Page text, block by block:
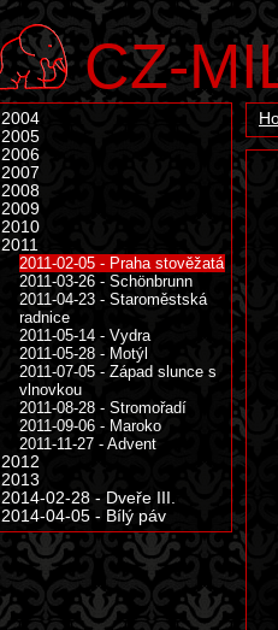
CZ-
2004
2005
2006
2007
2008
2009
2010
2011
2011-02-05 - Praha stověžatá
2011-03-26 - Schönbrunn
2011-04-23 - Staroměstská
radnice
2011-05-14 - Vydra
2011-05-28 - Motýl
2011-07-05 - Západ slunce s
vlnovkou
2011-08-28 - Stromořadí
2011-09-06 - Maroko
2011-11-27 - Advent
2012
2013
2014-02-28 - Dveře III.
2014-04-05 - Bílý páv